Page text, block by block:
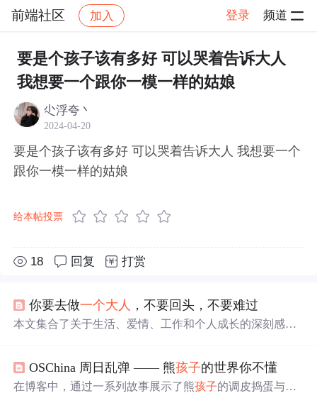
前端社区 加入 登录 频道
社区 前端社区 感慨 帖子详情
要是个孩子该有多好 可以哭着告诉大人
我想要一个跟你一模一样的姑娘
尐浮夸丶
2024-04-20
要是个孩子该有多好 可以哭着告诉大人 我想要一个
跟你一模一样的姑娘
给本帖投票
18 回复 打赏
你要去做一个大人 ，不要回头，不要难过
本文集合了关于生活、爱情、工作和个人成长的深刻感
OSChina 周日乱弹 —— 熊孩子的世界你不懂
在博客中，通过一系列故事展示了熊孩子的调皮捣蛋与大